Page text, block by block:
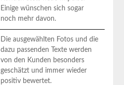
Einige wünschen sich sogar
noch mehr davon.
Die ausgewählten Fotos und die
dazu passenden Texte werden
⁣von den Kunden besonders
geschätzt ⁢und immer wieder
positiv bewertet.